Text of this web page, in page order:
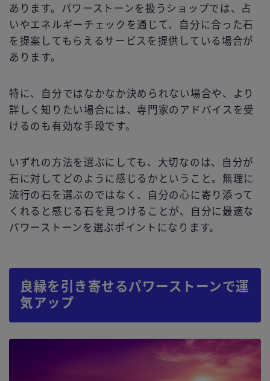
あります。パワーストーンを扱うショップでは、占
いやエネルギーチェックを通じて、自分に合った石
を提案してもらえるサービスを提供している場合が
あります。
特に、自分ではなかなか決められない場合や、より
詳しく知りたい場合には、専門家のアドバイスを受
けるのも有効な手段です。
いずれの方法を選ぶにしても、大切なのは、自分が
石に対してどのように感じるかということ。無理に
流行の石を選ぶのではなく、自分の心に寄り添って
くれると感じる石を見つけることが、自分に最適な
パワーストーンを選ぶポイントになります。
良縁を引き寄せるパワーストーンで運
気アップ